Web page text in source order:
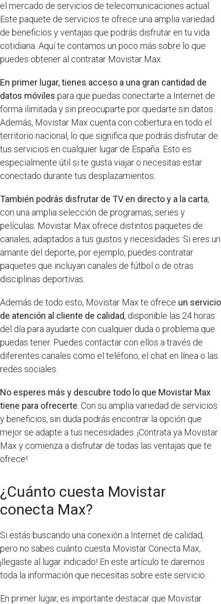
el mercado de servicios de telecomunicaciones actual.
Este paquete de servicios te ofrece una amplia variedad
de beneficios y ventajas que podrás disfrutar en tu vida
cotidiana. Aquí te contamos un poco más sobre lo que
puedes obtener al contratar Movistar Max.
En primer lugar, tienes acceso a una gran cantidad de
datos móviles para que puedas conectarte a Internet de
forma ilimitada y sin preocuparte por quedarte sin datos.
Además, Movistar Max cuenta con cobertura en todo el
territorio nacional, lo que significa que podrás disfrutar de
tus servicios en cualquier lugar de España. Esto es
especialmente útil si te gusta viajar o necesitas estar
conectado durante tus desplazamientos.
También podrás disfrutar de TV en directo y a la carta,
con una amplia selección de programas, series y
películas. Movistar Max ofrece distintos paquetes de
canales, adaptados a tus gustos y necesidades. Si eres un
amante del deporte, por ejemplo, puedes contratar
paquetes que incluyan canales de fútbol o de otras
disciplinas deportivas.
Además de todo esto, Movistar Max te ofrece un servicio
de atención al cliente de calidad, disponible las 24 horas
del día para ayudarte con cualquier duda o problema que
puedas tener. Puedes contactar con ellos a través de
diferentes canales como el teléfono, el chat en línea o las
redes sociales.
No esperes más y descubre todo lo que Movistar Max
tiene para ofrecerte . Con su amplia variedad de servicios
y beneficios, sin duda podrás encontrar la opción que
mejor se adapte a tus necesidades. ¡Contrata ya Movistar
Max y comienza a disfrutar de todas las ventajas que te
ofrece!
¿Cuánto cuesta Movistar
conecta Max?
Si estás buscando una conexión a Internet de calidad,
pero no sabes cuánto cuesta Movistar Conecta Max,
¡llegaste al lugar indicado! En este artículo te daremos
toda la información que necesitas sobre este servicio.
En primer lugar, es importante destacar que Movistar